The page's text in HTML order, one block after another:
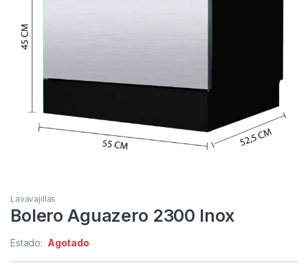
Lavavajillas
Bolero Aguazero 2300 Inox
Estado: Agotado